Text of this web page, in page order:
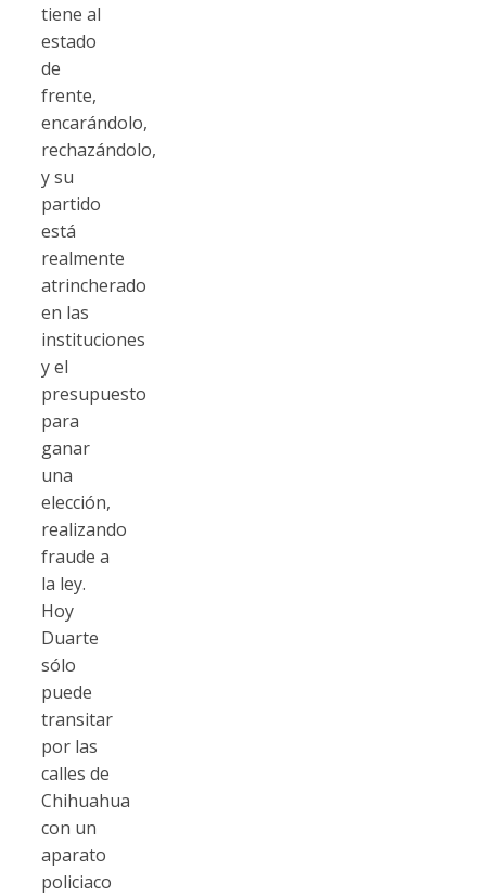
tiene al
estado
de
frente,
encarándolo,
rechazándolo,
y su
partido
está
realmente
atrincherado
en las
instituciones
y el
presupuesto
para
ganar
una
elección,
realizando
fraude a
la ley.
Hoy
Duarte
sólo
puede
transitar
por las
calles de
Chihuahua
con un
aparato
policiaco